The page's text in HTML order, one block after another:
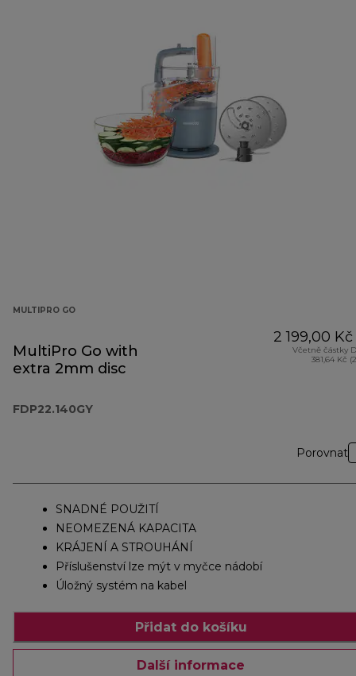
MULTIPRO GO
MultiPro Go with
extra 2mm disc
FDP22.140GY
2 199,00 Kč
Včetně částky
381,64 Kč
Porovnat
SNADNÉ POUŽITÍ
NEOMEZENÁ KAPACITA
KRÁJENÍ A STROUHÁNÍ
Příslušenství lze mýt v myčce nádobí
Úložný systém na kabel
Přidat do košíku
Další informace